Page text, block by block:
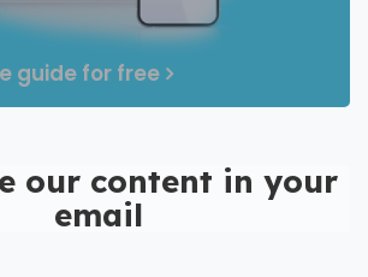
guide for free
our content in your
email